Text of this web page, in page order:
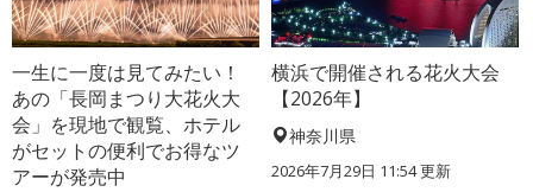
一生に一度は見てみたい！
あの「長岡まつり大花火大
会」を現地で観覧、ホテル
がセットの便利でお得なツ
アーが発売中
横浜で開催される花火大会
【2026年】
神奈川県
2026年7月29日 11:54 更新